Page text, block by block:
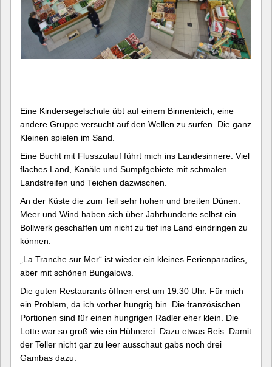
Eine Kindersegelschule übt auf einem Binnenteich, eine
andere Gruppe versucht auf den Wellen zu surfen. Die ganz
Kleinen spielen im Sand.
Eine Bucht mit Flusszulauf führt mich ins Landesinnere. Viel
flaches Land, Kanäle und Sumpfgebiete mit schmalen
Landstreifen und Teichen dazwischen.
An der Küste die zum Teil sehr hohen und breiten Dünen.
Meer und Wind haben sich über Jahrhunderte selbst ein
Bollwerk geschaffen um nicht zu tief ins Land eindringen zu
können.
„La Tranche sur Mer“ ist wieder ein kleines Ferienparadies,
aber mit schönen Bungalows.
Die guten Restaurants öffnen erst um 19.30 Uhr. Für mich
ein Problem, da ich vorher hungrig bin. Die französischen
Portionen sind für einen hungrigen Radler eher klein. Die
Lotte war so groß wie ein Hühnerei. Dazu etwas Reis. Damit
der Teller nicht gar zu leer ausschaut gabs noch drei
Gambas dazu.